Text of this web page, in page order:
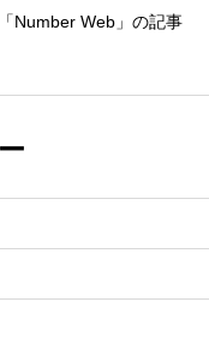
Number Web」の記事